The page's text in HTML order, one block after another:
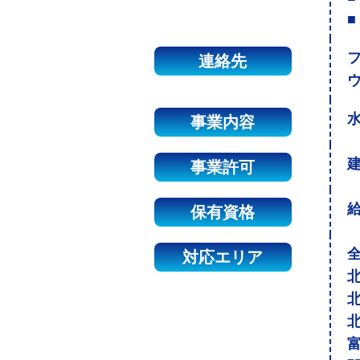
■
連絡先
事業内容
事業許可
保有資格
対応エリア